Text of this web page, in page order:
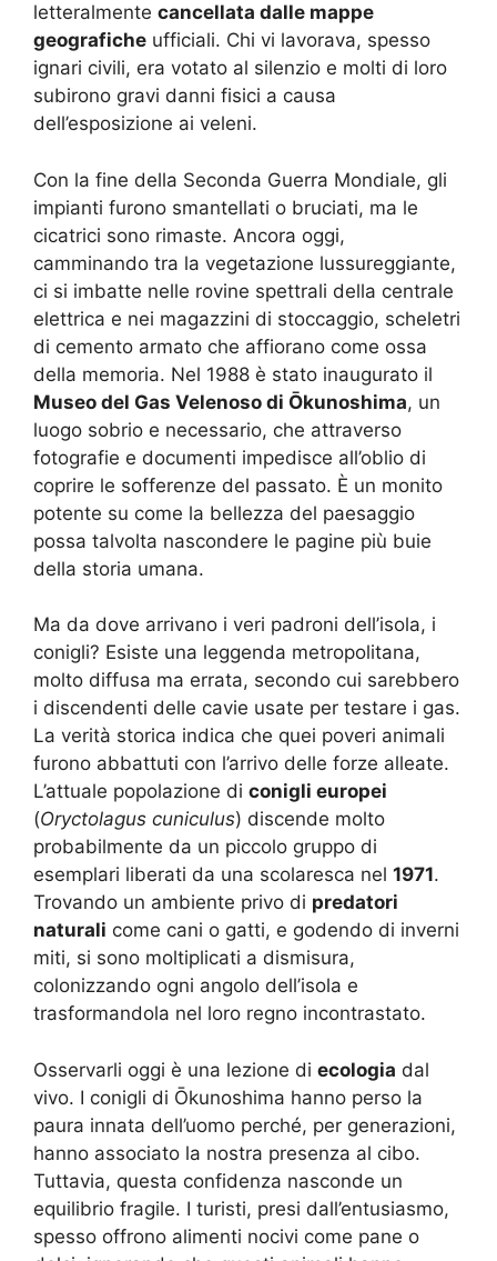
letteralmente cancellata dalle mappe
geografiche ufficiali. Chi vi lavorava, spesso
ignari civili, era votato al silenzio e molti di loro
subirono gravi danni fisici a causa
dell’esposizione ai veleni.
Con la fine della Seconda Guerra Mondiale, gli
impianti furono smantellati o bruciati, ma le
cicatrici sono rimaste. Ancora oggi,
camminando tra la vegetazione lussureggiante,
ci si imbatte nelle rovine spettrali della centrale
elettrica e nei magazzini di stoccaggio, scheletri
di cemento armato che affiorano come ossa
della memoria. Nel 1988 è stato inaugurato il
Museo del Gas Velenoso di Ōkunoshima, un
luogo sobrio e necessario, che attraverso
fotografie e documenti impedisce all’oblio di
coprire le sofferenze del passato. È un monito
potente su come la bellezza del paesaggio
possa talvolta nascondere le pagine più buie
della storia umana.
Ma da dove arrivano i veri padroni dell’isola, i
conigli? Esiste una leggenda metropolitana,
molto diffusa ma errata, secondo cui sarebbero
i discendenti delle cavie usate per testare i gas.
La verità storica indica che quei poveri animali
furono abbattuti con l’arrivo delle forze alleate.
L’attuale popolazione di conigli europei
(Oryctolagus cuniculus) discende molto
probabilmente da un piccolo gruppo di
esemplari liberati da una scolaresca nel 1971.
Trovando un ambiente privo di predatori
naturali come cani o gatti, e godendo di inverni
miti, si sono moltiplicati a dismisura,
colonizzando ogni angolo dell’isola e
trasformandola nel loro regno incontrastato.
Osservarli oggi è una lezione di ecologia dal
vivo. I conigli di Ōkunoshima hanno perso la
paura innata dell’uomo perché, per generazioni,
hanno associato la nostra presenza al cibo.
Tuttavia, questa confidenza nasconde un
equilibrio fragile. I turisti, presi dall’entusiasmo,
spesso offrono alimenti nocivi come pane o